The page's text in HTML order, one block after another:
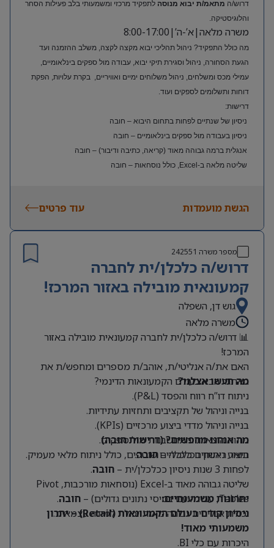
דרוש/ה מתאמ/ת יבוא מנוסה לתפקיד מרכזי ומשמעותי בלב פעילות הסחר
והלוגיסטיקה.
משרה מלאה|א’-ה’|8:00-17:00
מה כולל התפקיד? ניהול תהליכי יבוא מקצה לקצה, משלב ההזמנה ועד
הגעת הסחורה, ניהול וסגירת תיקי יבוא, עבודה מול ספקים בינלאומיים,
עמילי מכס ומשלחים, ניהול משלוחים ימיים ואוויריים, בקרת עלויות, הפקת
דוחות ותשלומים לספקים ועוד.
דרישות:
ניסיון של שנתיים לפחות בתחום היבוא – חובה
ניסיון בעבודה מול ספקים בינלאומיים – חובה
אנגלית ברמה גבוהה מאוד (קריאה, כתיבה ודיבור) – חובה
שליטה מלאה ב-Excel, כולל נוסחאות – חובה
הגשת מועמדות עוד פרטים
מספר משרה 242551
דרוש/ה כלכלן/ית לחברה
קמעונאית מובילה באזור המרכז!
גוש דן, השפלה
משרה מלאה
📊 דרוש/ה כלכלן/ית לחברה קמעונאית מובילה באזור
המרכז!
האם את/ה אנליטי/ת, אוהב/ת מספרים ומחפש/ת את
האתגר הבא בעולם הקמעונאות הדינמי?
מה תעשו אצלנו?
ניתוח דו”ח רווח והפסד (P&L).
בנייה וניהול של תקציבים ותחזיות עתידיות.
בנייה וניהול מדדי ביצוע מרכזיים (KPIs).
ניתוח הוצאות והתחשבנות מול ספקים.
ביצוע ניתוחים כלכליים שוטפים, כולל ניתוח מלאי מעמיק.
מה אנחנו מחפשים? (דרישות חובה)
תואר ראשון בכלכלה –חובה.
לפחות 3 שנות ניסיון ככלכלן/ית –
חובה.
שליטה גבוהה מאוד ב-Excel (נוסחאות מורכבות, Pivot
Tables, עבודה עם בסיסי נתונים גדולים) –
חובה.
יכולת אנליטית גבוהה מאוד ויכולת למידה עצמאית.
יתרונות משמעותיים:
ניסיון קודם בעולם הקמעונאות (Retail) – יתרון
משמעותי מאוד!
היכרות עם כלי BI.